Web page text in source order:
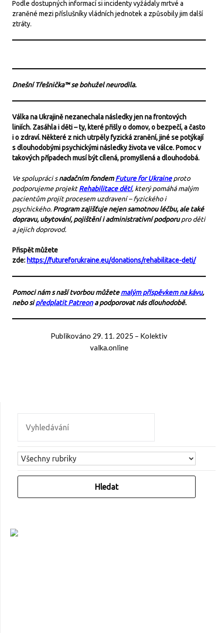
Podle dostupných informací si incidenty vyžádaly mrtvé a
zraněné mezi příslušníky vládních jednotek a způsobily jim další
ztráty.
Dnešní Třešnička™ se bohužel neurodila.
Válka na Ukrajině nezanechala následky jen na frontových
liniích. Zasáhla i děti – ty, které přišly o domov, o bezpečí, a často
i o zdraví. Některé z nich utrpěly fyzická zranění, jiné se potýkají
s dlouhodobými psychickými následky života ve válce. Pomoc v
takových případech musí být cílená, promyšlená a dlouhodobá.
Ve spolupráci snadačním fondemFuture for Ukraineproto
podporujeme projektRehabilitace dětí, který pomáhá malým
pacientům projít procesem uzdravení – fyzického i
psychického. Program zajišťuje nejen samotnou léčbu, ale také
dopravu, ubytování, pojištění i administrativní podporupro děti
a jejich doprovod.
Přispět můžete
zde: https://futureforukraine.eu/donations/rehabilitace-deti/
Pomoci nám s naší tvorbou můžetemalým příspěvkem na kávu,
nebo sipředplatit Patreona podporovat nás dlouhodobě.
Publikováno 29. 11. 2025 – Kolektiv
valka.online